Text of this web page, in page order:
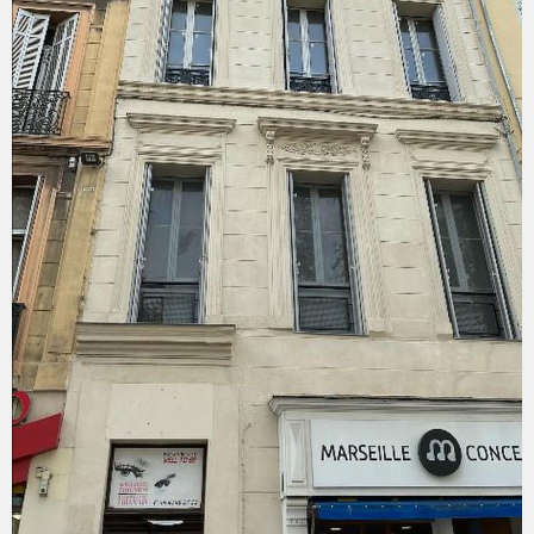
informations sur les risques auxquels ce bien est exposé
sont disponibles sur le site Géorisques :
www.georisques.gouv.fr IMPORTANT : Pour toute
demande d'information ou pour déposer votre dossier,
merci de nous envoyer un mail depuis l'annonce. Vous
recevrez un formulaire à remplir, à réception, nous ne
manquerons pas de revenir vers vous.
VOIR LE BIEN